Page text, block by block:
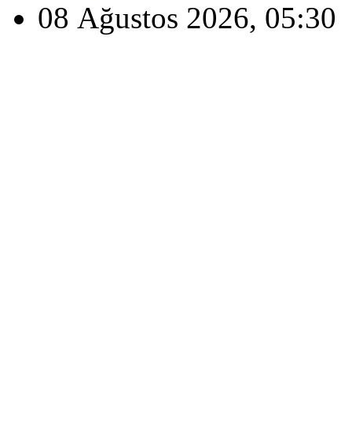
08 Ağustos 2026, 05:30